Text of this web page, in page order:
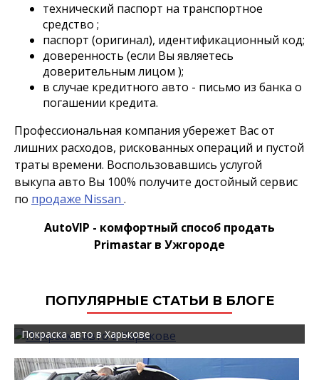
технический паспорт на транспортное
средство ;
паспорт (оригинал), идентификационный код;
доверенность (если Вы являетесь
доверительным лицом );
в случае кредитного авто - письмо из банка о
погашении кредита.
Профессиональная компания убережет Вас от
лишних расходов, рискованных операций и пустой
траты времени. Воспользовавшись услугой
выкупа авто Вы 100% получите достойный сервис
по продаже Nissan .
AutoVIP - комфортный способ продать
Primastar в Ужгороде
ПОПУЛЯРНЫЕ СТАТЬИ В БЛОГЕ
Покраска авто в Харькове